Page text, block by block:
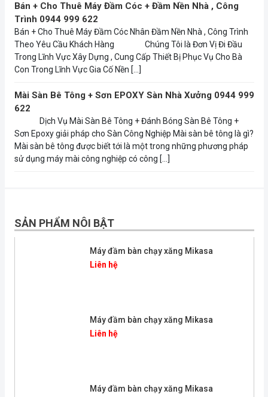
Bán + Cho Thuê Máy Đầm Cóc + Đầm Nền Nhà , Công
Trình 0944 999 622
Bán + Cho Thuê Máy Đầm Cóc Nhân Đầm Nền Nhà , Công Trình
Theo Yêu Cầu Khách Hàng Chúng Tôi là Đơn Vị Đi Đầu
Trong Lĩnh Vực Xây Dựng , Cung Cấp Thiết Bị Phục Vụ Cho Bà
Con Trong Lĩnh Vực Gia Cố Nền […]
Mài Sàn Bê Tông + Sơn EPOXY Sàn Nhà Xưởng 0944 999
622
Dịch Vụ Mài Sàn Bê Tông + Đánh Bóng Sàn Bê Tông +
Sơn Epoxy giải pháp cho Sàn Công Nghiệp Mài sàn bê tông là gì?
Mài sàn bê tông được biết tới là một trong những phương pháp
sử dụng máy mài công nghiệp có công […]
SẢN PHẨM NÔI BẬT
Máy đầm bàn chạy xăng Mikasa
Liên hệ
Máy đầm bàn chạy xăng Mikasa
Liên hệ
Máy đầm bàn chạy xăng Mikasa